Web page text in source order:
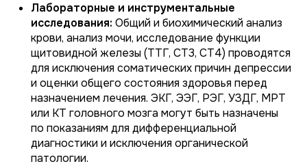
Лабораторные и инструментальные
исследования: Общий и биохимический анализ
крови, анализ мочи, исследование функции
щитовидной железы (ТТГ, СТ3, СТ4) проводятся
для исключения соматических причин депрессии
и оценки общего состояния здоровья перед
назначением лечения. ЭКГ, ЭЭГ, РЭГ, УЗДГ, МРТ
или КТ головного мозга могут быть назначены
по показаниям для дифференциальной
диагностики и исключения органической
патологии.